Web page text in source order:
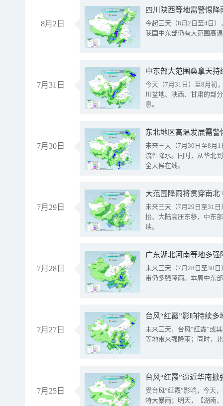
8月2日
今起三天（8月2日至4日
我国中东部仍有大范围高
7月31日
中东部大范围桑拿天
今天（7月31日）至8月初
川盆地、陕西、甘肃的部
息。
7月30日
东北地区高温发展需
未来三天（7月30日至8月
流性降水。同时，从华北
全天候在线。
7月29日
大范围降雨将贯穿南
未来三天（7月29日至31
抬、大陆高压东移，中东
续。
7月28日
广东湖北河南等地多
未来三天（7月28日至30
带仍多强降雨。本周中东
7月27日
台风“红霞”影响持续
未来三天，台风“红霞”或
等地带来强降雨；同时，
7月25日
台风“红霞”逼近华南
受台风“红霞”影响，今天
特大暴雨；明天，【湖南